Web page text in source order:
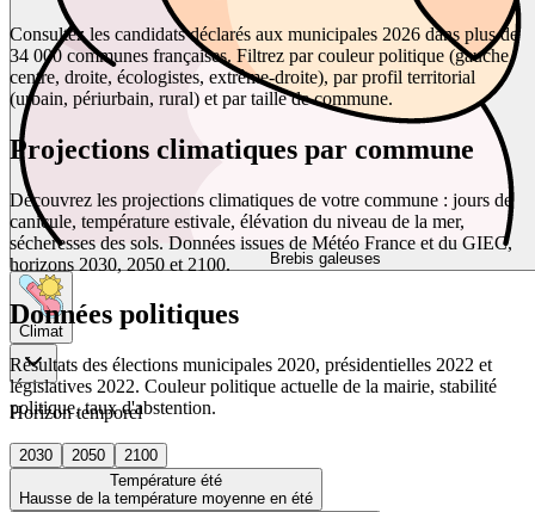
Brebis galeuses
Climat
Horizon temporel
2030 2050
2100
Température été
Hausse de la température moyenne en été
Consultez les candidats déclarés aux municipales 2026 dans plus de
34 000 communes françaises. Filtrez par couleur politique (gauche,
centre, droite, écologistes, extrême-droite), par profil territorial
(urbain, périurbain, rural) et par taille de commune.
Projections climatiques par commune
Découvrez les projections climatiques de votre commune : jours de
canicule, température estivale, élévation du niveau de la mer,
sécheresses des sols. Données issues de Météo France et du GIEC,
horizons 2030, 2050 et 2100.
Données politiques
Résultats des élections municipales 2020, présidentielles 2022 et
législatives 2022. Couleur politique actuelle de la mairie, stabilité
politique, taux d'abstention.